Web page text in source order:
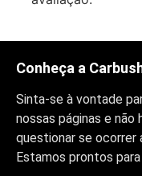
Conheça a
Sinta-se à vontade
nossas páginas e não
questionar se ocorrer
Estamos prontos